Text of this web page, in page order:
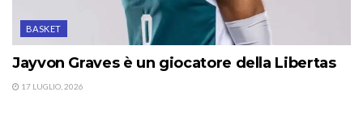
BASKET
Jayvon Graves è un giocatore della Libertas
17 LUGLIO, 2026